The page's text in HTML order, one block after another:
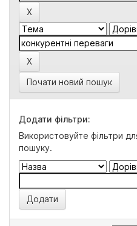
Почати новий пошук
Додати фільтри:
Використовуйте фільтри
пошуку.